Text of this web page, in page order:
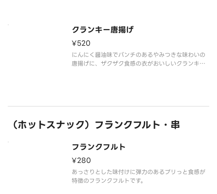
クランキー唐揚げ
¥520
にんにく醤油味でパンチのあるやみつきな味わいの
唐揚げに、ザクザク食感の衣がおいしいクランキー
（ホットスナック）フランクフルト・串
フランクフルト
¥280
あっさりとした味付けに弾力のあるプリっと食感が
特徴のフランクフルトです。